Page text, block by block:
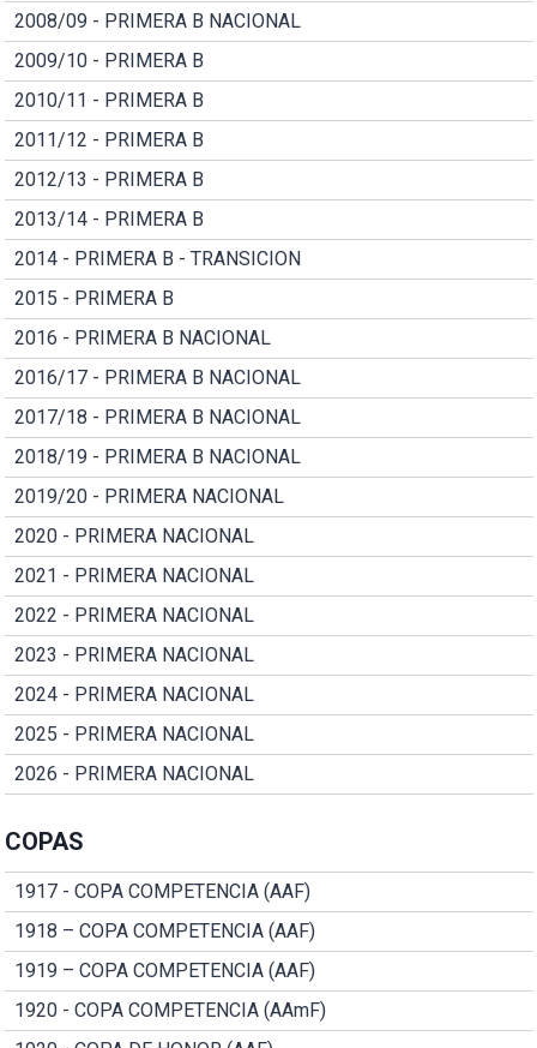
2008/09 - PRIMERA B NACIONAL
2009/10 - PRIMERA B
2010/11 - PRIMERA B
2011/12 - PRIMERA B
2012/13 - PRIMERA B
2013/14 - PRIMERA B
2014 - PRIMERA B - TRANSICION
2015 - PRIMERA B
2016 - PRIMERA B NACIONAL
2016/17 - PRIMERA B NACIONAL
2017/18 - PRIMERA B NACIONAL
2018/19 - PRIMERA B NACIONAL
2019/20 - PRIMERA NACIONAL
2020 - PRIMERA NACIONAL
2021 - PRIMERA NACIONAL
2022 - PRIMERA NACIONAL
2023 - PRIMERA NACIONAL
2024 - PRIMERA NACIONAL
2025 - PRIMERA NACIONAL
2026 - PRIMERA NACIONAL
COPAS
1917 - COPA COMPETENCIA (AAF)
1918 – COPA COMPETENCIA (AAF)
1919 – COPA COMPETENCIA (AAF)
1920 - COPA COMPETENCIA (AAmF)